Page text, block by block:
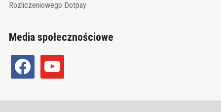
Rozliczeniowego Dotpay
Media społecznościowe
facebook youtube